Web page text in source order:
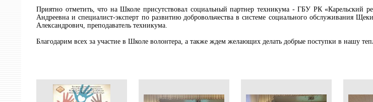
Приятно отметить, что на Школе присутствовал социальный партнер техникума - ГБУ РК «Карельский
Андреевна и специалист-эксперт по развитию добровольчества в системе социального обслуживания
Александрович, преподаватель техникума.
Благодарим всех за участие в Школе волонтера, а также ждем желающих делать добрые поступки в нашу